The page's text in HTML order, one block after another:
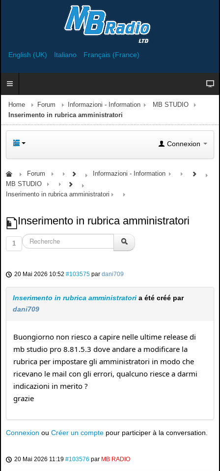
English (UK) Italiano Français (France)
Home Forum Informazioni - Information
MB STUDIO
Inserimento in rubrica amministratori
Connexion
Forum
Informazioni - Information
MB STUDIO
Inserimento in rubrica amministratori
Inserimento in rubrica amministratori
1
20 Mai 2026 10:52 #103575 par dani709
Inserimento in rubrica amministratori a été créé par
dani709
Buongiorno non riesco a capire nelle ultime release di
mb studio pro 8.81.5.3 dove andare a modificare la
rubrica per impostare gli amministratori in modo che
ricevano le mail con gli errori, qualcuno riesce a darmi
indicazioni in merito ?
grazie
Connexion ou Créer un compte pour participer à la conversation.
20 Mai 2026 11:19 #103576 par MB RADIO